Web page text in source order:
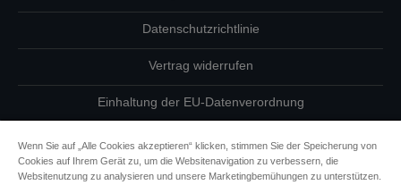
Datenschutzrichtlinie
Vertrag widerrufen
Einhaltung der EU-Datenverordnung
Informationen zu Cookies
Wenn Sie auf „Alle Cookies akzeptieren“ klicken, stimmen Sie der Speicherung von
Cookies auf Ihrem Gerät zu, um die Websitenavigation zu verbessern, die
Websitenutzung zu analysieren und unsere Marketingbemühungen zu unterstützen.